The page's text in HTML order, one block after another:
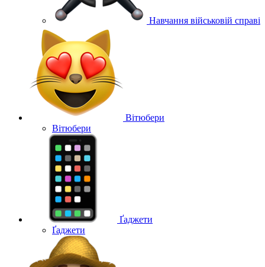
Навчання військовій справі
Вітюбери
Вітюбери
Ґаджети
Ґаджети